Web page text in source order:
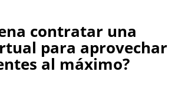
contratar una
para aprovechar
al máximo?